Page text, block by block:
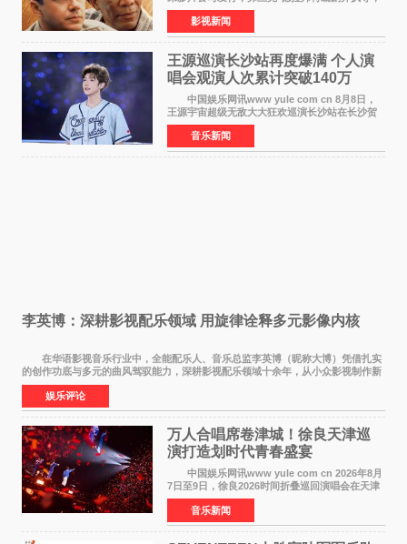
蒂姆·罗宾斯、摩根·弗里曼主演的影史传世经典
《肖申克的救赎》（The Shawshank
Redemption）今日发布
影视新闻
王源巡演长沙站再度爆满 个人演
唱会观演人次累计突破140万
中国娱乐网讯www yule com cn 8月8日，
王源宇宙超级无敌大大狂欢巡演长沙站在长沙贺
龙体育场唱响，这也是王源个人巡演首次登陆长
沙。十年前，王源曾在这座熟悉的城市举办16岁
生日会，从当初的
音乐新闻
李英博：深耕影视配乐领域 用旋律诠释多元影像内核
在华语影视音乐行业中，全能配乐人、音乐总监李英博（昵称大博）凭借扎实
的创作功底与多元的曲风驾驭能力，深耕影视配乐领域十余年，从小众影视制作新
人成长为横跨主旋律电影、动画番剧、网剧
娱乐评论
万人合唱席卷津城！徐良天津巡
演打造划时代青春盛宴
中国娱乐网讯www yule com cn 2026年8月
7日至9日，徐良2026时间折叠巡回演唱会在天津
连续举办三场演出。整场演出凭借扎实的音乐内
容、有温度的舞台叙事与充满巧思的现场设计，
为天津本地及专
音乐新闻